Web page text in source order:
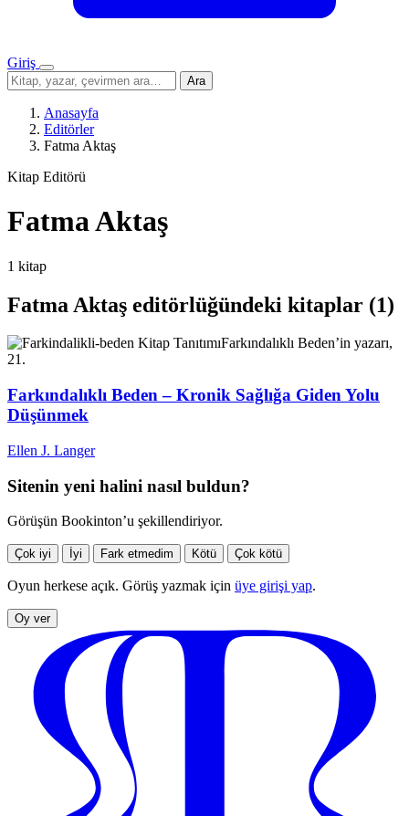
Giriş
Menü
Sitede
ara
Ara
Anasayfa
Editörler
Fatma Aktaş
Kitap Editörü
Fatma Aktaş
1 kitap
Fatma Aktaş editörlüğündeki kitaplar (1)
Kitap TanıtımıFarkındalıklı Beden’in yazarı,
21.
Farkındalıklı Beden – Kronik Sağlığa Giden Yolu
Düşünmek
Ellen J. Langer
Sitenin yeni halini nasıl buldun?
Görüşün Bookinton’u şekillendiriyor.
Çok iyi İyi Fark etmedim Kötü Çok kötü
Oyun herkese açık. Görüş yazmak için üye girişi yap.
Oy ver